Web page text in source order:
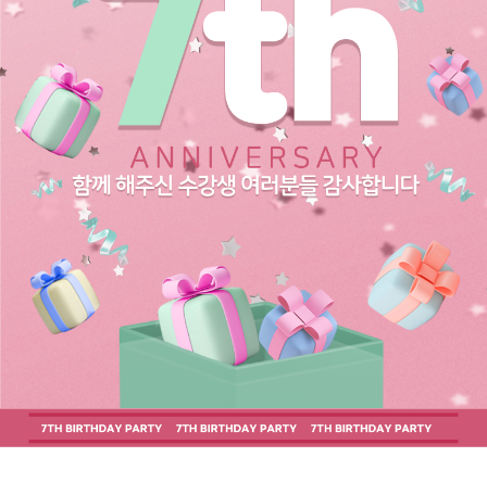
자격증과정
커뮤니티
취업패키지
취업지원센터
아카데미소개